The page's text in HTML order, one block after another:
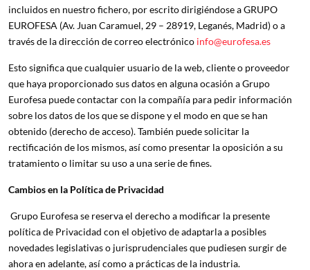
incluidos en nuestro fichero, por escrito dirigiéndose a GRUPO
EUROFESA (Av. Juan Caramuel, 29 – 28919, Leganés, Madrid) o a
través de la dirección de correo electrónico info@eurofesa.es
Esto significa que cualquier usuario de la web, cliente o proveedor
que haya proporcionado sus datos en alguna ocasión a Grupo
Eurofesa puede contactar con la compañía para pedir información
sobre los datos de los que se dispone y el modo en que se han
obtenido (derecho de acceso). También puede solicitar la
rectificación de los mismos, así como presentar la oposición a su
tratamiento o limitar su uso a una serie de fines.
Cambios en la Política de Privacidad
Grupo Eurofesa se reserva el derecho a modificar la presente
política de Privacidad con el objetivo de adaptarla a posibles
novedades legislativas o jurisprudenciales que pudiesen surgir de
ahora en adelante, así como a prácticas de la industria.